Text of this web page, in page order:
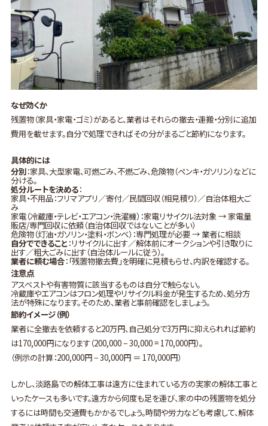
なぜ効くか
残置物（家具・家電・ゴミ）があると、業者はそれらの撤去・運搬・分別に追加
費用を載せます。自分で処理できればその分がまるごと節約になります。
具体的には
分別：家具、大型家電、可燃ごみ、不燃ごみ、危険物（ペンキ・ガソリン）などに
分ける。
処分ルートを決める：
家具・不用品：フリマアプリ／寄付／民間回収（相見積り）／自治体粗大ご
み
家電（冷蔵庫・テレビ・エアコン・洗濯機）：家電リサイクル法対象 → 家電量
販店/専門回収に依頼（自治体回収ではないことが多い）
危険物（灯油・ガソリン・塗料・ボンベ）：専門処理が必要 → 業者に相談
自分でできること：リサイクルに出す／解体前にオークションや引き取りに
出す／粗大ごみに出す（自治体ルールに従う）。
業者に頼む場合：「残置物撤去費」を明確に見積もらせ、内訳を確認する。
注意点
アスベストや有害物質に該当するものは自分で触らない。
冷蔵庫やエアコンはフロン処理やリサイクル料金が発生するため、処分方
法が特殊になります。そのため、業者と事前確認をしましょう。
節約イメージ（例）
業者に全撤去を依頼すると20万円、自己処分で3万円に抑えられれば節約
は170,000円になります（200,000 − 30,000 = 170,000円）。
（例示の計算：200,000円 − 30,000円 ＝ 170,000円）
しかし、淡路島での解体工事は遠方に住まれている方の実家の解体工事と
いったケースも多いです。遠方から何度も足を運び、家の中の残置物を処分
するには時間も交通費もかかるでしょう。時間や労力なども考慮して、解体